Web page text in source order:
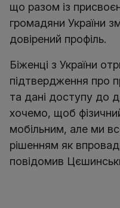
що разом із
громадяни України
довірений профіль.
Біженці з України
підтвердження про
та дані доступу до
хочемо, щоб
мобільним, але ми
рішенням як
повідомив